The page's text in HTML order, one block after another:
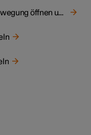
Heckklappe schlüssellos per Fußbewegung öffnen und schließen